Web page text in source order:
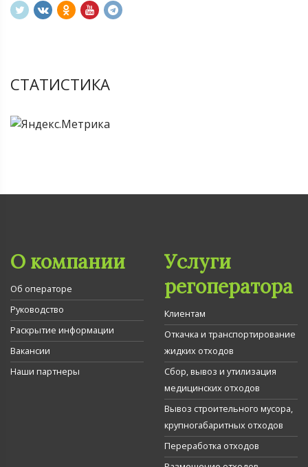
СТАТИСТИКА
О компании
Об операторе
Руководство
Раскрытие информации
Вакансии
Наши партнеры
Услуги
регоператора
Клиентам
Откачка и транспортирование
жидких отходов
Сбор, вывоз и утилизация
медицинских отходов
Вывоз строительного мусора,
крупногабаритных отходов
Переработка отходов